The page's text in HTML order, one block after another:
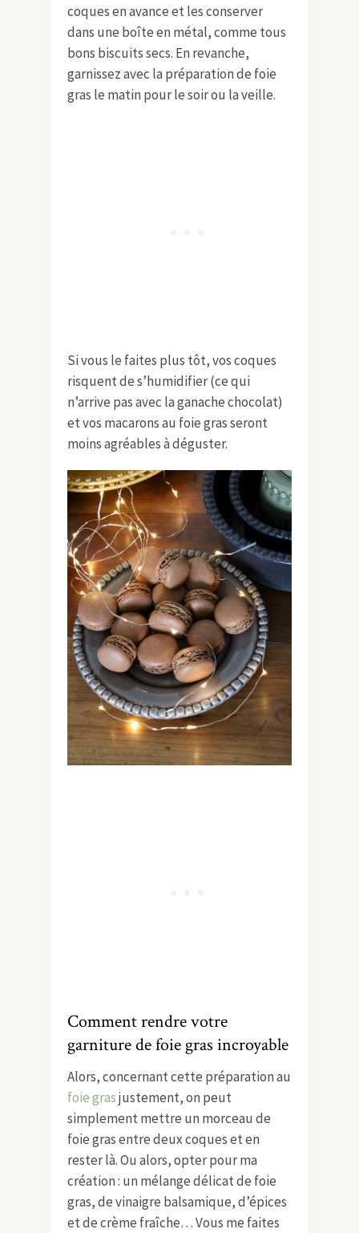
coques en avance et les conserver
dans une boîte en métal, comme tous
bons biscuits secs. En revanche,
garnissez avec la préparation de foie
gras le matin pour le soir ou la veille.
Si vous le faites plus tôt, vos coques
risquent de s’humidifier (ce qui
n’arrive pas avec la ganache chocolat)
et vos macarons au foie gras seront
moins agréables à déguster.
Comment rendre votre
garniture de foie gras incroyable
Alors, concernant cette préparation au
foie grasjustement, on peut
simplement mettre un morceau de
foie gras entre deux coques et en
rester là. Ou alors, opter pour ma
création : un mélange délicat de foie
gras, de vinaigre balsamique, d’épices
et de crème fraîche… Vous me faites